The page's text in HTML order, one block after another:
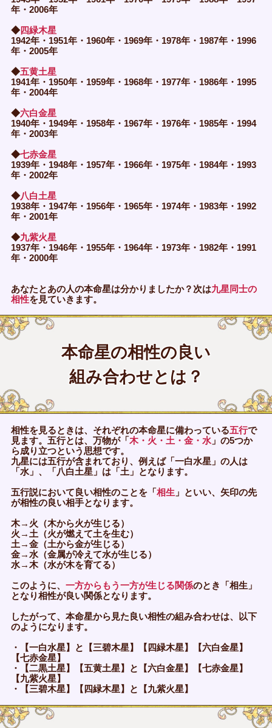
年・2006年
◆四緑木星
1942年・1951年・1960年・1969年・1978年・1987年・1996
年・2005年
◆五黄土星
1941年・1950年・1959年・1968年・1977年・1986年・1995
年・2004年
◆六白金星
1940年・1949年・1958年・1967年・1976年・1985年・1994
年・2003年
◆七赤金星
1939年・1948年・1957年・1966年・1975年・1984年・1993
年・2002年
◆八白土星
1938年・1947年・1956年・1965年・1974年・1983年・1992
年・2001年
◆九紫火星
1937年・1946年・1955年・1964年・1973年・1982年・1991
年・2000年
あなたとあの人の本命星は分かりましたか？次は九星同士の
相性を見ていきます。
本命星の相性の良い
組み合わせとは？
相性を見るときは、それぞれの本命星に備わっている五行で
見ます。五行とは、万物が「木・火・土・金・水」の5つか
ら成り立つという思想です。
九星には五行が含まれており、例えば「一白水星」の人は
「水」、「八白土星」は「土」となります。
五行説において良い相性のことを「相生 」といい、矢印の先
が相性の良い相手となります。
木→火（木から火が生じる）
火→土（火が燃えて土を生む）
土→金（土から金が生じる）
金→水（金属が冷えて水が生じる）
水→木（水が木を育てる）
このように、 一方からもう一方が生じる関係のとき「相生」
となり相性が良い関係となります。
したがって、本命星から見た良い相性の組み合わせは、以下
のようになります。
・【一白水星】と【三碧木星】【四緑木星】【六白金星】
【七赤金星】
・【二黒土星】【五黄土星】と【六白金星】【七赤金星】
【九紫火星】
・【三碧木星】【四緑木星】と【九紫火星】